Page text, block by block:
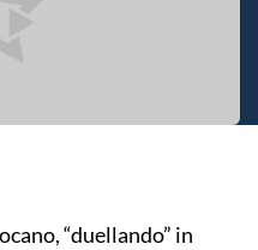
“duellando” in